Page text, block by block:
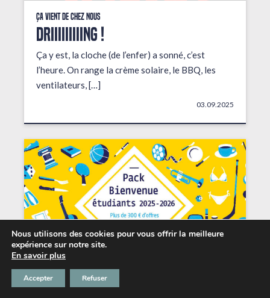
Ça vient de chez nous
DRIIIIIIIIING !
Ça y est, la cloche (de l’enfer) a sonné, c’est
l’heure. On range la crème solaire, le BBQ, les
ventilateurs, […]
03.09.2025
Les petits + du Chabada
Nous utilisons des cookies pour vous offrir la meilleure
expérience sur notre site.
En savoir plus
Accepter Refuser